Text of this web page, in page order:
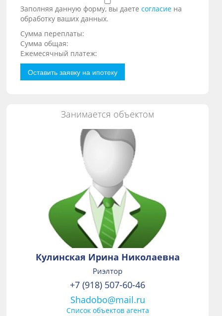
Заполняя данную форму, вы даетесогласие на
обработку ваших данных.
Сумма переплаты:
Сумма общая:
Ежемесячный платеж:
Оставить заявку на ипотеку
Занимается объектом
Кулинская Ирина Николаевна
Риэлтор
+7 (918) 507-60-46
Shadobo@mail.ru
Список объектов агента